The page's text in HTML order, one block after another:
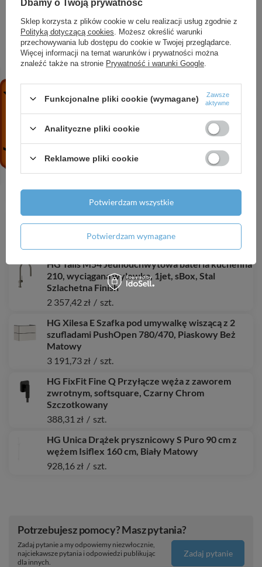
ZOBACZ RÓWNIEŻ
HG Logis Jednouchwytowa bateria umywalkowa
100 z główką Bidette i wężem 160 cm, bez
AX One Moduł termostatyczny do 3 odbiorników
z uchwytami jednoramiennymi, podtynkowy,
Złoty Optyczny Polerowany
AX MyEdition Płytka 245 Metal, Czarny Chrom
1 059,89 zł
szt.
AX ShowerSolutions Wąż prysznicowy 1,25 m z
HG Talis M54 Jednouchwytowa bateria kuchenna
210, wyciągana wylewka, 1jet, sBox, Stal
Szlachetna Finish
2 357,42 zł / szt.
HG Xilesa E Szafka pod umywalkę wiszącą z 2
szufladami PushOpen 780/470, Piaskowy Beż
Matowy
3 191,73 zł / szt.
HG FixFit Fine Q Przyłącze węża z zaworem
zwrotnym, softsquare, Czarny Chrom
Szczotkowany
388,31 zł / szt.
HG Unica Drążek prysznicowy S Puro 90 cm z
wężem Isiflex 160 cm, Biały Matowy
928,16 zł / szt.
Potrzebujesz pomocy? Masz pytania?
Zadaj pytanie a my odpowiemy niezwłocznie,
najciekawsze pytania i odpowiedzi publikując
dla innych.
Zadaj pytanie
Dbamy o Twoją prywatność
Sklep korzysta z plików cookie w celu realizacji usług zgodnie z
Polityką dotyczącą cookies . Możesz określić warunki
przechowywania lub dostępu do cookie w Twojej przeglądarce.
Więcej informacji na temat warunków i prywatności można
znaleźć także na stronie Prywatność i warunki Google
Funkcjonalne pliki cookie (wymagane)
Zawsze
aktywne
Analityczne pliki cookie
Reklamowe pliki cookie
Potwierdzam wymagane
Potwierdzam wszystkie